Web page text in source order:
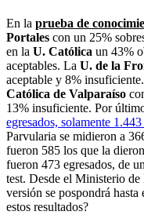
En la prueba de
Portales con un 25%
en la U. Católica un 43%
aceptables. La U. de la
aceptable y 8%
Católica de Valparaíso
13% insuficiente. Por
egresados, solamente
Parvularia se midieron a
fueron 585 los que la
fueron 473 egresados, de
test. Desde el Ministerio de
versión se pospondrá
estos resultados?